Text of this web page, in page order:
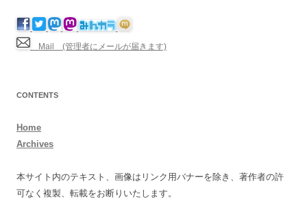
Mail (管理者にメールが届きます)
CONTENTS
Home
Archives
本サイト内のテキスト、画像はリンク用バナーを除き、著作者の許
可なく複製、転載をお断りいたします。